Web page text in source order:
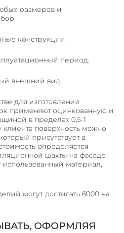
размеров и
конструкции.
период.
внешний вид.
для изготовления
применяют оцинкованную и
в пределах 0,5-1
поверхность можно
присутствует в
определяется
шахты на фасаде
материал,
могут достигать 6000 на
ОФОРМЛЯЯ